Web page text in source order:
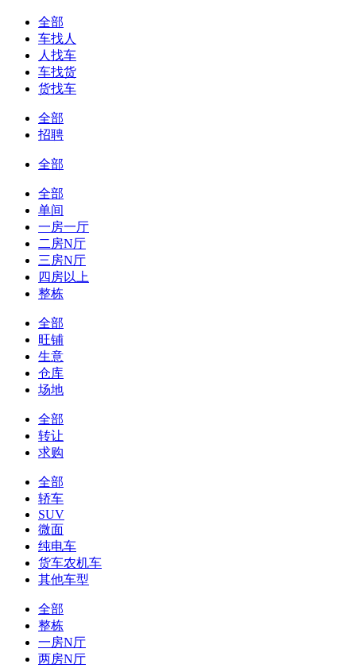
全部
车找人
人找车
车找货
货找车
全部
招聘
全部
全部
单间
一房一厅
二房N厅
三房N厅
四房以上
整栋
全部
旺铺
生意
仓库
场地
全部
转让
求购
全部
轿车
SUV
微面
纯电车
货车农机车
其他车型
全部
整栋
一房N厅
两房N厅